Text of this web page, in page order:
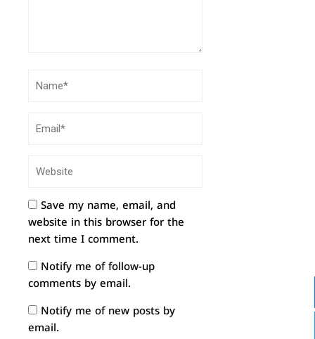
Save my name, email, and
website in this browser for the
next time I comment.
Notify me of follow-up
comments by email.
Notify me of new posts by
email.